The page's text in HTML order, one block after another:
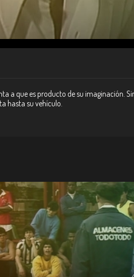
a que es producto de su imaginación.
hasta su vehículo.